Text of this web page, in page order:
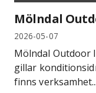
Mölndal
2026-05-07
Mölndal Outdoor
gillar
finns verksamhet...